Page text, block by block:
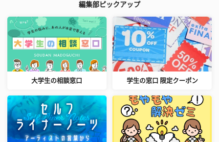
編集部ピックアップ
大学生の相談窓口 学生の窓口 限定クーポン